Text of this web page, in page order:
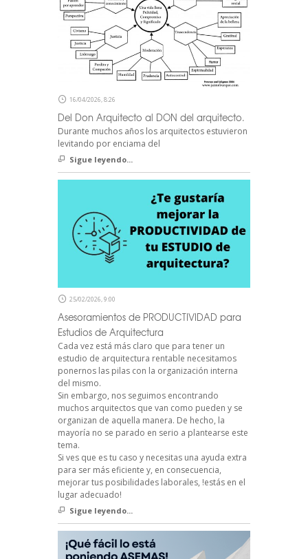
16/04/2026, 8:26
Del Don Arquitecto al DON del arquitecto.
Durante muchos años los arquitectos estuvieron
levitando por enciama del
Sigue leyendo...
25/02/2026, 9:00
Asesoramientos de PRODUCTIVIDAD para
Estudios de Arquitectura
Cada vez está más claro que para tener un
estudio de arquitectura rentable necesitamos
ponernos las pilas con la organización interna
del mismo.
Sin embargo, nos seguimos encontrando
muchos arquitectos que van como pueden y se
organizan de aquella manera. De hecho, la
mayoría no se parado en serio a plantearse este
tema.
Si ves que es tu caso y necesitas una ayuda extra
para ser más eficiente y, en consecuencia,
mejorar tus posibilidades laborales, !estás en el
lugar adecuado!
Sigue leyendo...